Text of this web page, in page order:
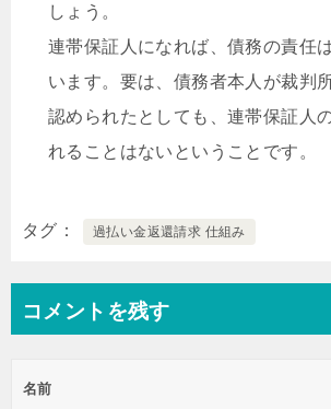
しょう。
連帯保証人になれば、債務の責任
います。要は、債務者本人が裁判
認められたとしても、連帯保証人
れることはないということです。
タグ 過払い金返還請求 仕組み
コメントを残す
名前